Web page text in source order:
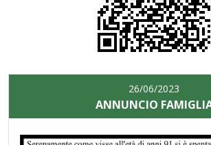
26/06/2023
ANNUNCIO